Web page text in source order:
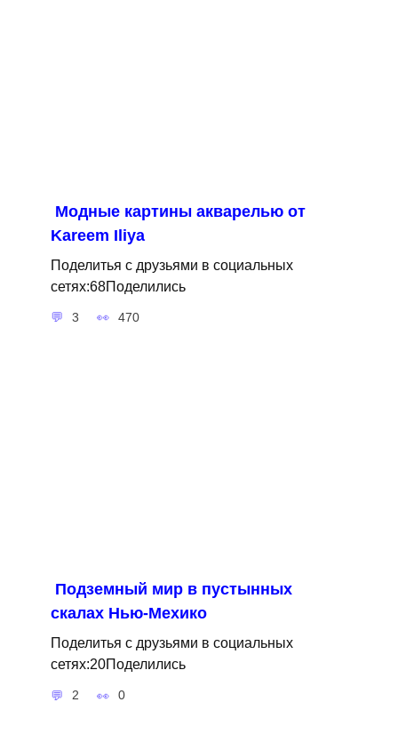
Модные картины акварелью от
Kareem Iliya
Поделитья с друзьями в социальных
сетях:68Поделились
3 470
Подземный мир в пустынных
скалах Нью-Мехико
Поделитья с друзьями в социальных
сетях:20Поделились
2 0